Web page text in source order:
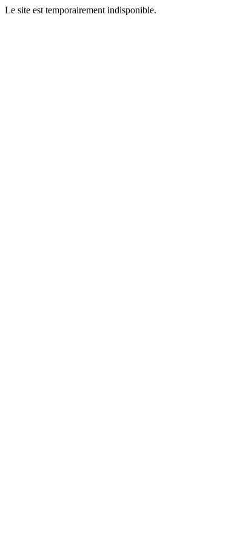
Le site est temporairement indisponible.